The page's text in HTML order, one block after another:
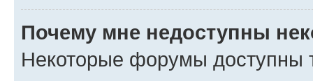
Почему мне недоступны
Некоторые форумы доступны